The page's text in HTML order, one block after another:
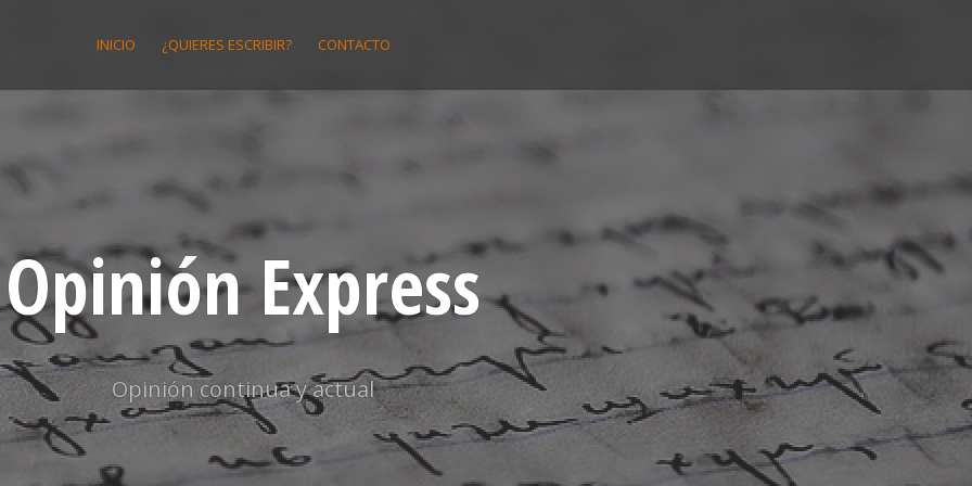
INICIO ¿QUIERES ESCRIBIR? CONTACTO
Opinión Express
Opinión continua y actual